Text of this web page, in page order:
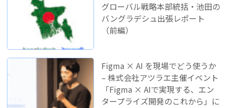
グローバル戦略本部統括・池田の
バングラデシュ出張レポート
（前編）
Figma × AI を現場でどう使うか
– 株式会社アツラエ主催イベント
「Figma × AIで実現する、エン
タープライズ開発のこれから」に